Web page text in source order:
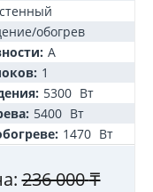
обогрев
А
1
5300 Вт
5400 Вт
1470 Вт
236 000₸